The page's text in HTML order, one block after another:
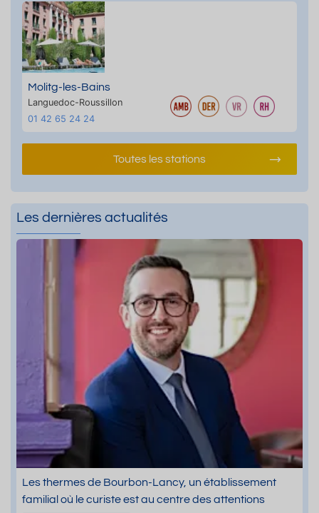
Molitg-les-Bains
Languedoc-Roussillon
01 42 65 24 24
Toutes les stations
Les dernières actualités
Les thermes de Bourbon-Lancy, un établissement
familial où le curiste est au centre des attentions